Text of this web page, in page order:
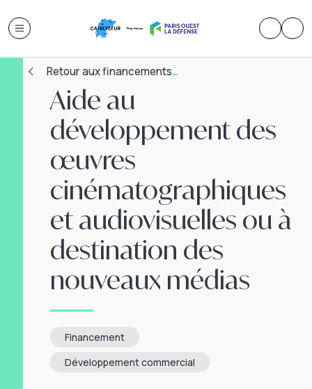
Retour aux financements
Aide au
développement des
œuvres
cinématographiques
et audiovisuelles ou à
destination des
nouveaux médias
Financement
Développement commercial